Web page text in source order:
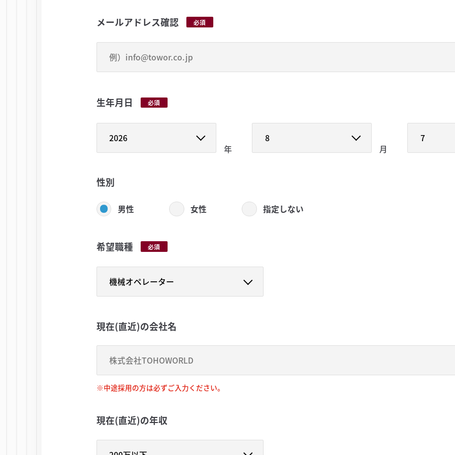
メールアドレス確認 必須
生年月日 必須
年 月
性別
男性 女性 指定しない
希望職種 必須
現在(直近)の会社名
※中途採用の方は必ずご入力ください。
現在(直近)の年収